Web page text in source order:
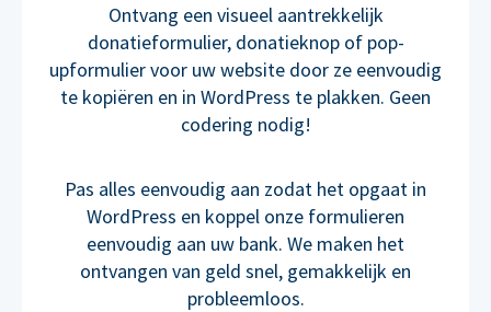
Ontvang een visueel aantrekkelijk
donatieformulier, donatieknop of pop-
upformulier voor uw website door ze eenvoudig
te kopiëren en in WordPress te plakken. Geen
codering nodig!
Pas alles eenvoudig aan zodat het opgaat in
WordPress en koppel onze formulieren
eenvoudig aan uw bank. We maken het
ontvangen van geld snel, gemakkelijk en
probleemloos.